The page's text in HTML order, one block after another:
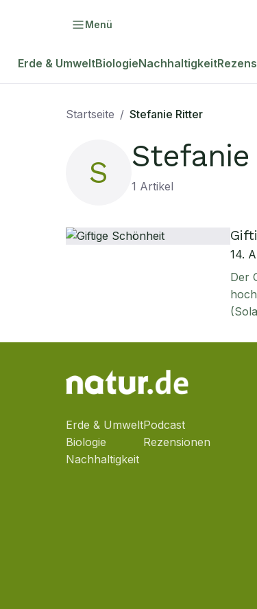
Menü
Erde & UmweltBiologieNachhaltigkeit
Startseite / Stefanie Ritter
S 1 Artikel
14.
Der
Erde & Umwelt
Biologie
Nachhaltigkeit
Podcast
Rezensionen